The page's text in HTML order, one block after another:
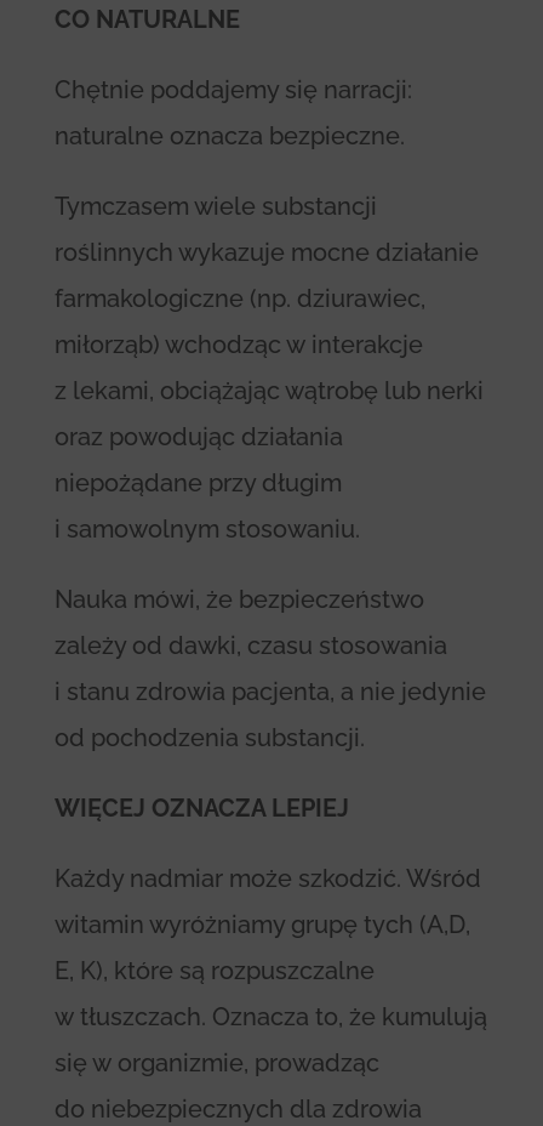
CO NATURALNE
Chętnie poddajemy się narracji:
naturalne oznacza bezpieczne.
Tymczasem wiele substancji
roślinnych wykazuje mocne działanie
farmakologiczne (np. dziurawiec,
miłorząb) wchodząc w interakcje
z lekami, obciążając wątrobę lub nerki
oraz powodując działania
niepożądane przy długim
i samowolnym stosowaniu.
Nauka mówi, że bezpieczeństwo
zależy od dawki, czasu stosowania
i stanu zdrowia pacjenta, a nie jedynie
od pochodzenia substancji.
WIĘCEJ OZNACZA LEPIEJ
Każdy nadmiar może szkodzić. Wśród
witamin wyróżniamy grupę tych (A,D,
E, K), które są rozpuszczalne
w tłuszczach. Oznacza to, że kumulują
się w organizmie, prowadząc
do niebezpiecznych dla zdrowia